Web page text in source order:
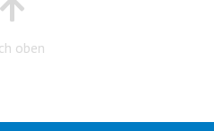
oben